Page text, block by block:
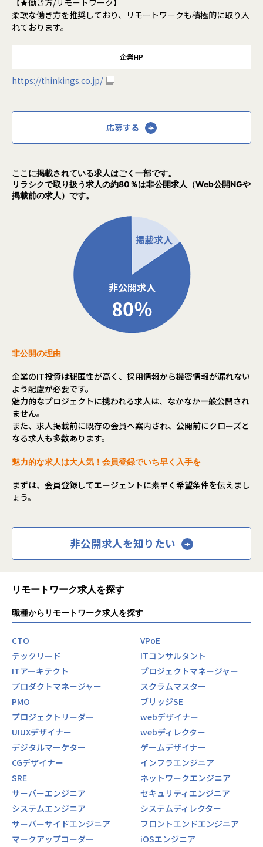
柔軟な働き方を推奨しており、リモートワークも積極的に取り入
れております。
企業HP
https://thinkings.co.jp/
応募する
ここに掲載されている求人はごく一部です。
リラシクで取り扱う求人の約80％は非公開求人（Web公開NGや
掲載前の求人）です。
非公開の理由
企業のIT投資は秘匿性が高く、採用情報から機密情報が漏れない
よう配慮が必要です。
魅力的なプロジェクトに携われる求人は、なかなか一般公開され
ません。
また、求人掲載前に既存の会員へ案内され、公開前にクローズと
なる求人も多数あります。
魅力的な求人は大人気！会員登録でいち早く入手を
まずは、会員登録してエージェントに素早く希望条件を伝えまし
ょう。
非公開求人を知りたい
リモートワーク求人を探す
職種からリモートワーク求人を探す
CTO
VPoE
テックリード
ITコンサルタント
ITアーキテクト
プロジェクトマネージャー
プロダクトマネージャー
スクラムマスター
PMO
ブリッジSE
プロジェクトリーダー
webデザイナー
UIUXデザイナー
webディレクター
デジタルマーケター
ゲームデザイナー
CGデザイナー
インフラエンジニア
SRE
ネットワークエンジニア
サーバーエンジニア
セキュリティエンジニア
システムエンジニア
システムディレクター
サーバーサイドエンジニア
フロントエンドエンジニア
マークアップコーダー
iOSエンジニア